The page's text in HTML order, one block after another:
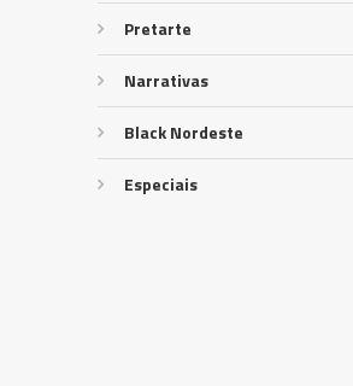
Pretarte
Narrativas
Black Nordeste
Especiais